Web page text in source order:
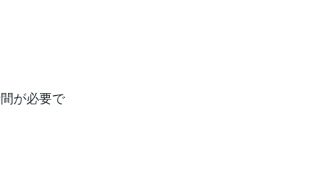
が必要で